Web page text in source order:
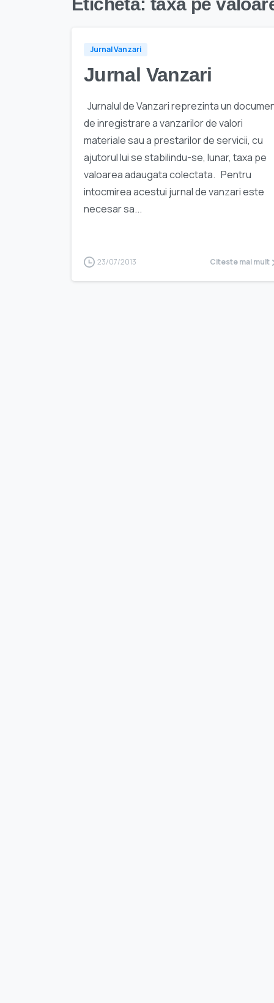
Jurnal Vanzari
Jurnal Vanzari
Jurnalul de Vanzari reprezinta un
de inregistrare a vanzarilor de valori
materiale sau a prestarilor de servicii, cu
ajutorul lui se stabilindu-se, lunar, taxa pe
valoarea adaugata colectata. Pentru
intocmirea acestui jurnal de vanzari este
necesar sa...
23/07/2013 Citeste mai mult